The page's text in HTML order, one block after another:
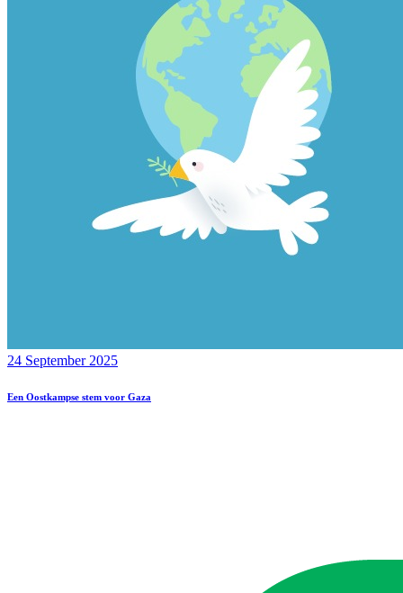
24 September 2025
Een Oostkampse stem voor Gaza